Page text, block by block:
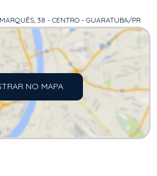
38 - CENTRO - GUARATUBA/PR
NO MAPA